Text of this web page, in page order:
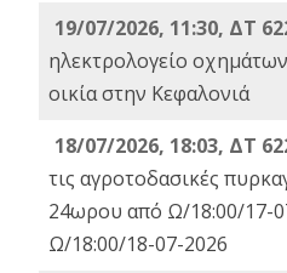
19/07/2026, 11:30, ΔΤ
ηλεκτρολογείο
οικία στην Κεφαλονιά
18/07/2026, 18:03, ΔΤ
τις αγροτοδασικές
24ωρου από Ω/18:00/17-
Ω/18:00/18-07-2026